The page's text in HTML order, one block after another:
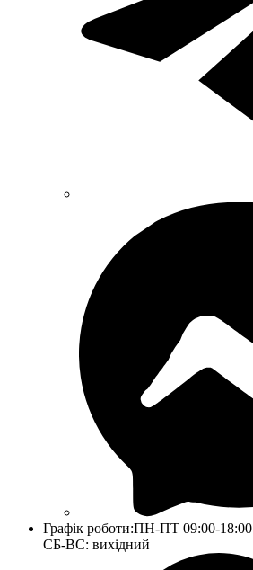
Графік роботи:ПН-ПТ 09:00-18:00
СБ-ВС: вихідний